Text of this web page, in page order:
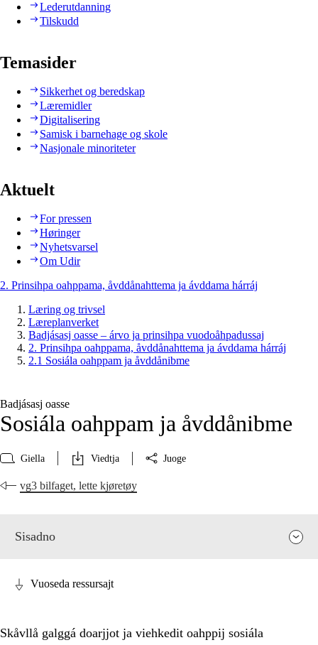
Lederutdanning
Tilskudd
Temasider
Sikkerhet og beredskap
Læremidler
Digitalisering
Samisk i barnehage og skole
Nasjonale minoriteter
Aktuelt
For pressen
Høringer
Nyhetsvarsel
Om Udir
2. Prinsihpa oahppama, åvddånahttema ja ávddama hárráj
Læring og trivsel
Læreplanverket
Badjásasj oasse – árvo ja prinsihpa vuodoåhpadussaj
2. Prinsihpa oahppama, åvddånahttema ja ávddama hárráj
2.1 Sosiála oahppam ja åvddånibme
Badjásasj oasse
Sosiála oahppam ja åvddånibme
Giella Viedtja Juoge
vg3 bilfaget, lette kjøretøy
Sisadno
Vuoseda ressursajt
Skåvllå galggá doarjjot ja viehkedit oahppij sosiála